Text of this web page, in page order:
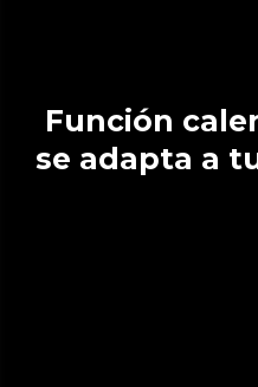
Función calentamiento que
se adapta a